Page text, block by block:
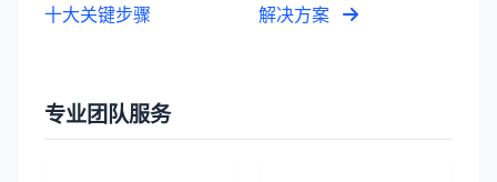
十大关键步骤
解决方案
专业团队服务